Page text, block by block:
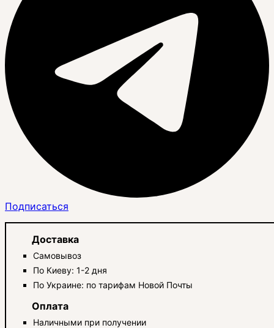
Подписаться
Доставка
Самовывоз
По Киеву: 1-2 дня
По Украине: по тарифам Новой Почты
Оплата
Наличными при получении